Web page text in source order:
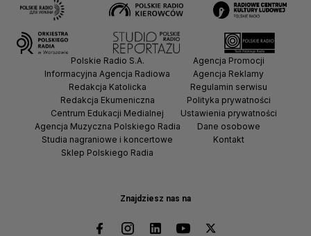
Znajdziesz nas na
Polskie Radio S.A.
Informacyjna Agencja Radiowa
Redakcja Katolicka
Redakcja Ekumeniczna
Centrum Edukacji Medialnej
Agencja Muzyczna Polskiego Radia
Studia nagraniowe i koncertowe
Sklep Polskiego Radia
Agencja Promocji
Agencja Reklamy
Regulamin serwisu
Polityka prywatności
Ustawienia prywatności
Dane osobowe
Kontakt